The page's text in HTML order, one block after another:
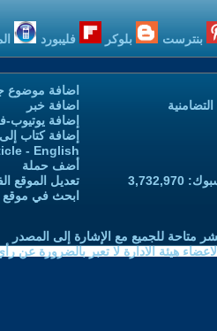
بنترست بلوكر فليبورد
اضافة موضوع
اضافة خبر
إضافة يوتيوب-
إضافة كتاب
- English
أضف حملة
تعديل الموقع
ابحث في موقع
متاحة للجميع مع الإشارة إلى المصدر
هيئة الادارة لا تعبر بالضرورة عن